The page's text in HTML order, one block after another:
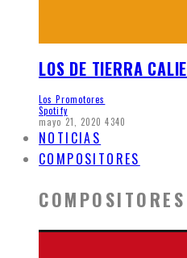
LOS DE TIERRA
Los Promotores
Spotify
mayo 21, 2020 4340
NOTICIAS
COMPOSITORES
COMPOSITORES